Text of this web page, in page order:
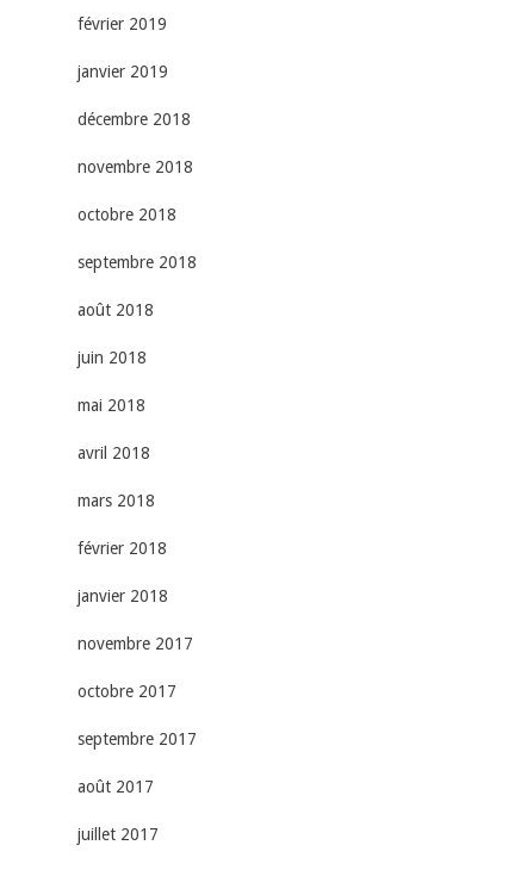
février 2019
janvier 2019
décembre 2018
novembre 2018
octobre 2018
septembre 2018
août 2018
juin 2018
mai 2018
avril 2018
mars 2018
février 2018
janvier 2018
novembre 2017
octobre 2017
septembre 2017
août 2017
juillet 2017